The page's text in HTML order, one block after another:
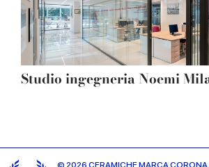
Studio ingegneria Noemi
© 2026 CERAMICHE MARCA CORONA